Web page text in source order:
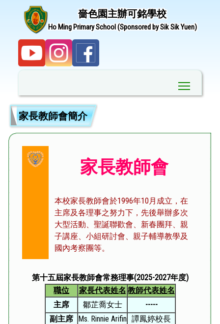
嗇色園主辦可銘學校
Ho Ming Primary School (Sponsored by Sik Sik Yuen)
家長教師會簡介
家長教師會
本校家長教師會於1996年10月成立，在
主席及各理事之努力下，先後舉辦多次
大型活動、聖誕聯歡會、新春團拜、親
子講座、小組研討會、親子輔導教學及
國內考察團等。
第十五屆家長教師會常務理事(2025-2027年度)
職位
家長代表姓名 教師代表姓名
主席
鄒芷喬女士
-----
副主席 Ms. Rinnie Arifin 譚鳳婷校長